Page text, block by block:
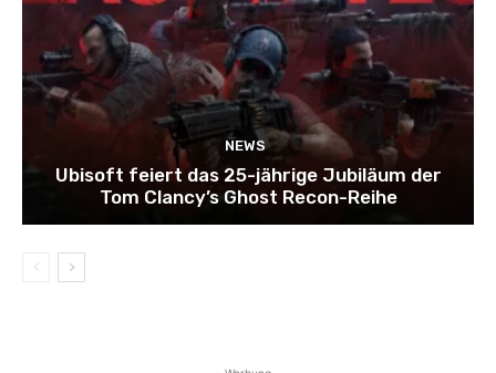
NEWS
Ubisoft feiert das 25-jährige Jubiläum der
Tom Clancy’s Ghost Recon-Reihe